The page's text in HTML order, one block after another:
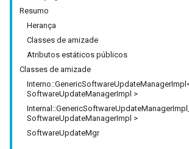
Resumo
Herança
Classes de amizade
Atributos estáticos públicos
Classes de amizade
SoftwareUpdateManagerImpl >
SoftwareUpdateManagerImpl >
SoftwareUpdateMgr